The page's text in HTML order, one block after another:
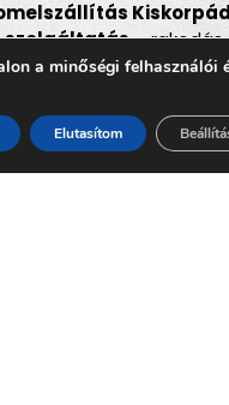
szolgáltatás–
megoldás
feldolgozás–
a minőségi felhasználói
Elutasítom